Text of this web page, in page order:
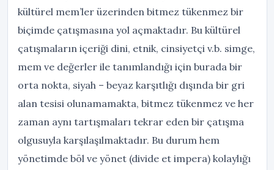
kültürel mem’ler üzerinden bitmez tükenmez bir
biçimde çatışmasına yol açmaktadır. Bu kültürel
çatışmaların içeriği dini, etnik, cinsiyetçi v.b. simge,
mem ve değerler ile tanımlandığı için burada bir
orta nokta, siyah – beyaz karşıtlığı dışında bir gri
alan tesisi olunamamakta, bitmez tükenmez ve her
zaman aynı tartışmaları tekrar eden bir çatışma
olgusuyla karşılaşılmaktadır. Bu durum hem
yönetimde böl ve yönet (divide et impera) kolaylığı